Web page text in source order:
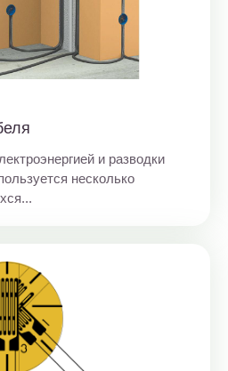
и разводки
несколько